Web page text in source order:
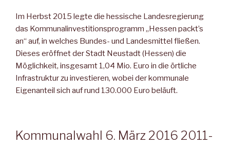
Im Herbst 2015 legte die hessische Landesregierung
das Kommunalinvestitionsprogramm „Hessen packt’s
an“ auf, in welches Bundes- und Landesmittel fließen.
Dieses eröffnet der Stadt Neustadt (Hessen) die
Möglichkeit, insgesamt 1,04 Mio. Euro in die örtliche
Infrastruktur zu investieren, wobei der kommunale
Eigenanteil sich auf rund 130.000 Euro beläuft.
Kommunalwahl 6. März 2016 2011-